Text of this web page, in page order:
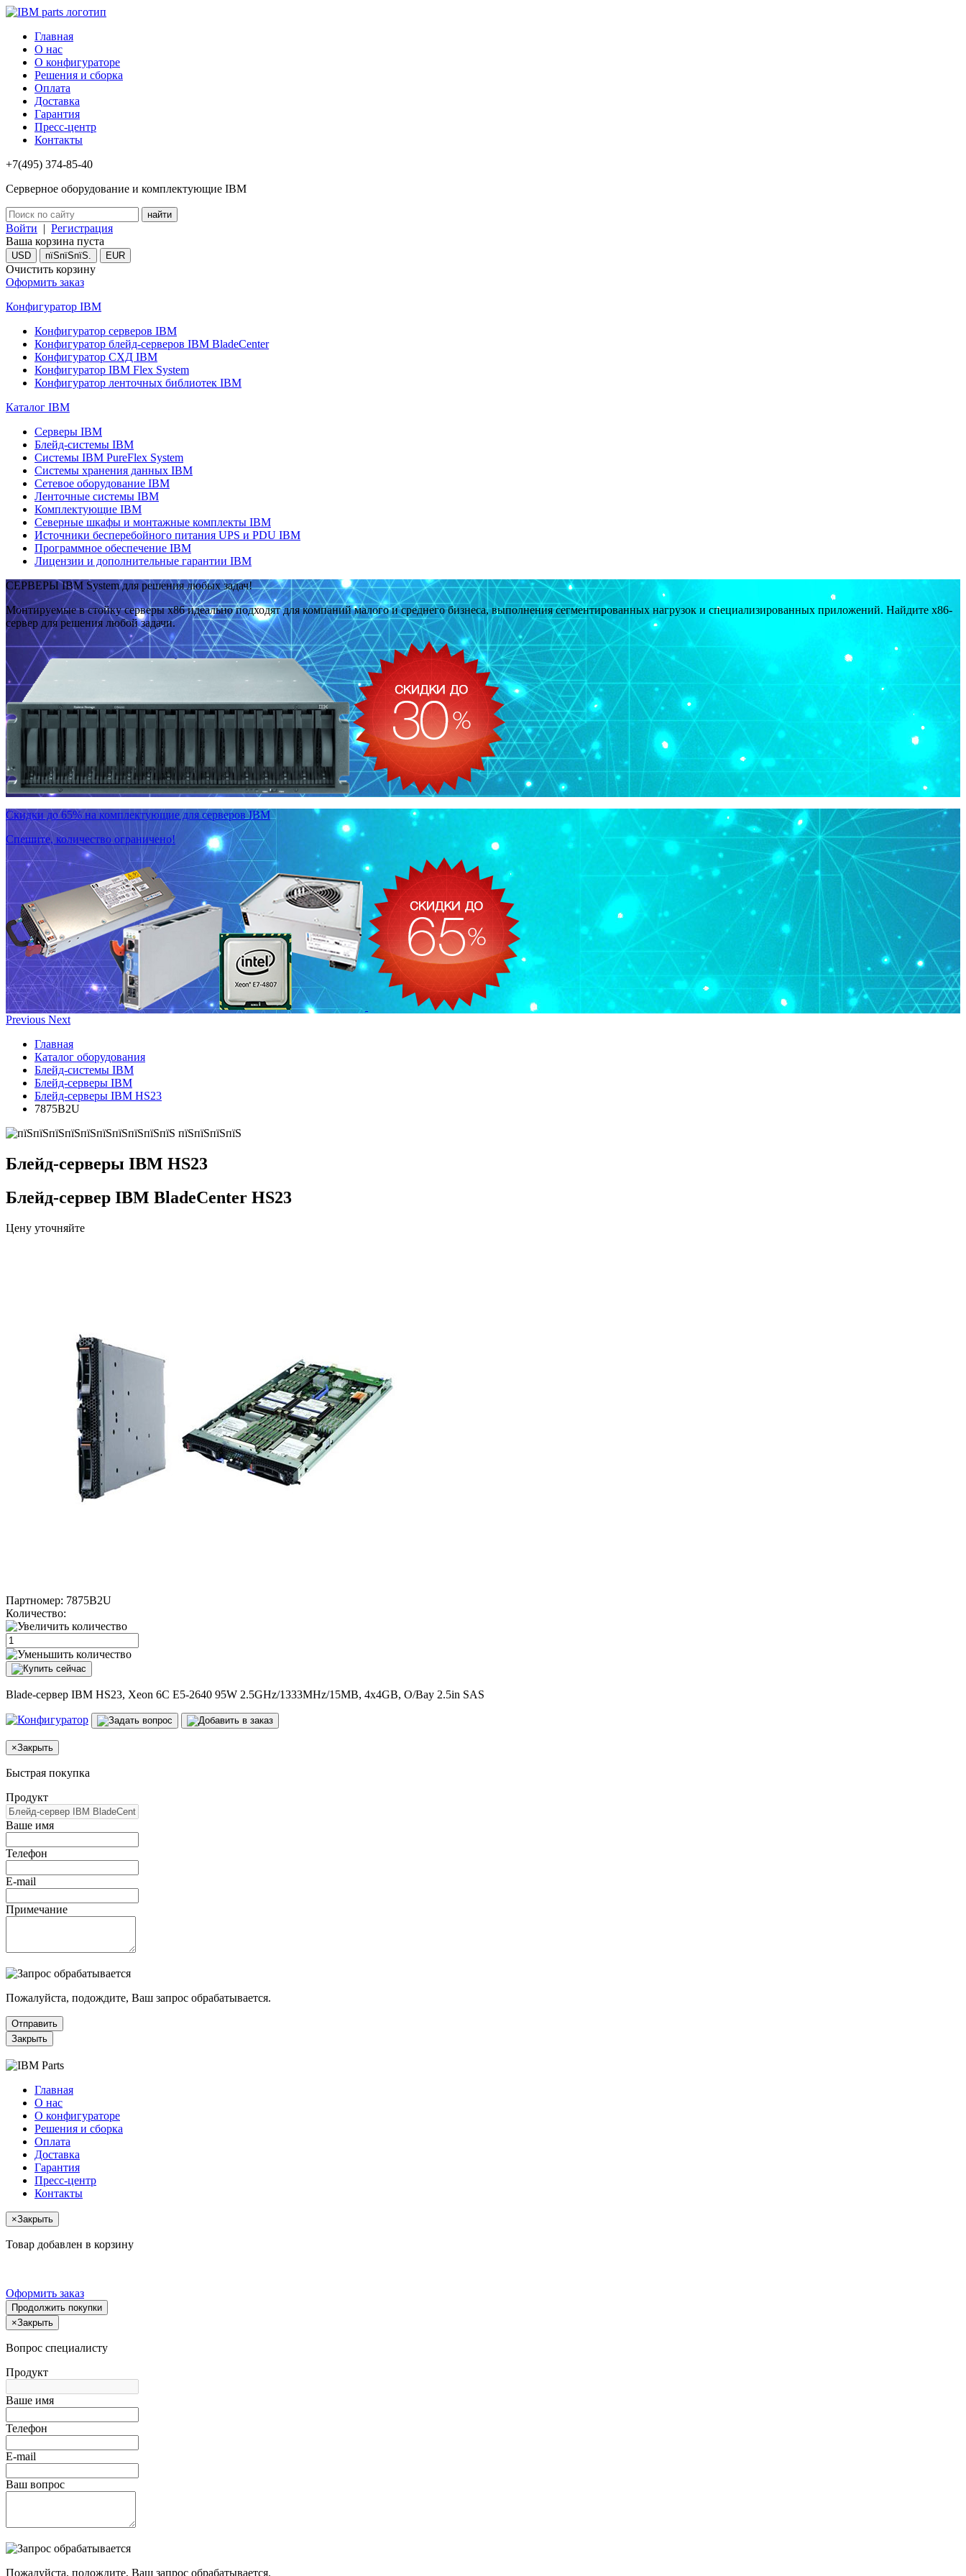
Главная
О нас
О конфигураторе
Решения и сборка
Оплата
Доставка
Гарантия
Пресс-центр
Контакты
+7(495) 374-85-40
Серверное оборудование и комплектующие IBM
Войти | Регистрация
Ваша корзина пуста
USD пїЅпїЅпїЅ. EUR
Очистить корзину
Оформить заказ
Конфигуратор IBM
Конфигуратор серверов IBM
Конфигуратор блейд-серверов IBM BladeCenter
Конфигуратор СХД IBM
Конфигуратор IBM Flex System
Конфигуратор ленточных библиотек IBM
Каталог IBM
Серверы IBM
Блейд-системы IBM
Системы IBM PureFlex System
Системы хранения данных IBM
Сетевое оборудование IBM
Ленточные системы IBM
Комплектующие IBM
Северные шкафы и монтажные комплекты IBM
Источники бесперебойного питания UPS и PDU IBM
Программное обеспечение IBM
Лицензии и дополнительные гарантии IBM
СЕРВЕРЫ IBM System для решения любых задач!
Монтируемые в стойку серверы x86 идеально подходят для компаний малого и среднего бизнеса, выполнения сегментированных нагрузок и специализированных приложений. Найдите x86-
сервер для решения любой задачи.
Скидки до 65% на комплектующие для серверов IBM
Спешите, количество ограничено!
Previous Next
Главная
Каталог оборудования
Блейд-системы IBM
Блейд-серверы IBM
Блейд-серверы IBM HS23
7875B2U
Блейд-серверы IBM HS23
Блейд-сервер IBM BladeCenter HS23
Цену уточняйте
Партномер: 7875B2U
Количество:
Blade-сервер IBM HS23, Xeon 6C E5-2640 95W 2.5GHz/1333MHz/15MB, 4x4GB, O/Bay 2.5in SAS
×Закрыть
Быстрая покупка
Продукт
Ваше имя
Телефон
E-mail
Примечание
Пожалуйста, подождите, Ваш запрос обрабатывается.
Отправить
Закрыть
Главная
О нас
О конфигураторе
Решения и сборка
Оплата
Доставка
Гарантия
Пресс-центр
Контакты
×Закрыть
Товар добавлен в корзину
Оформить заказ
Продолжить покупки
×Закрыть
Вопрос специалисту
Продукт
Ваше имя
Телефон
E-mail
Ваш вопрос
Пожалуйста, подождите, Ваш запрос обрабатывается.